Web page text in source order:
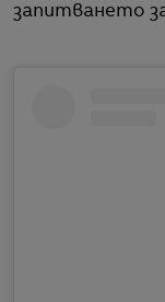
запитването